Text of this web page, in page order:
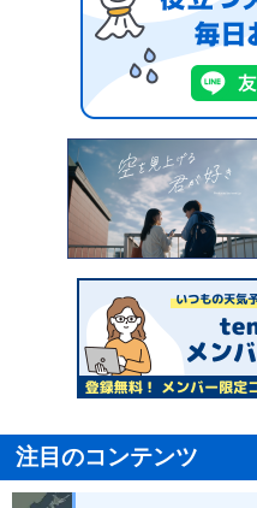
注目のコンテンツ